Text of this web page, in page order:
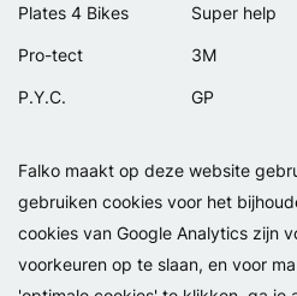
Falko maakt op deze website
gebruiken cookies voor het
cookies van Google Analytics zijn
voorkeuren op te slaan, en voor
Plates 4 Bikes
Pro-tect
P.Y.C.
Selle Orient
Simpla
Super help
3M
GP
Bellelli
Lamicall